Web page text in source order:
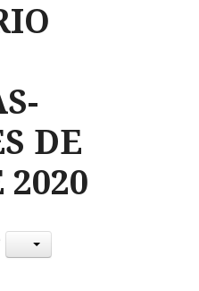
DE
2020